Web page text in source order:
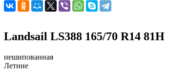
Landsail LS388 165/70 R14 81H
нешипованная
Летние